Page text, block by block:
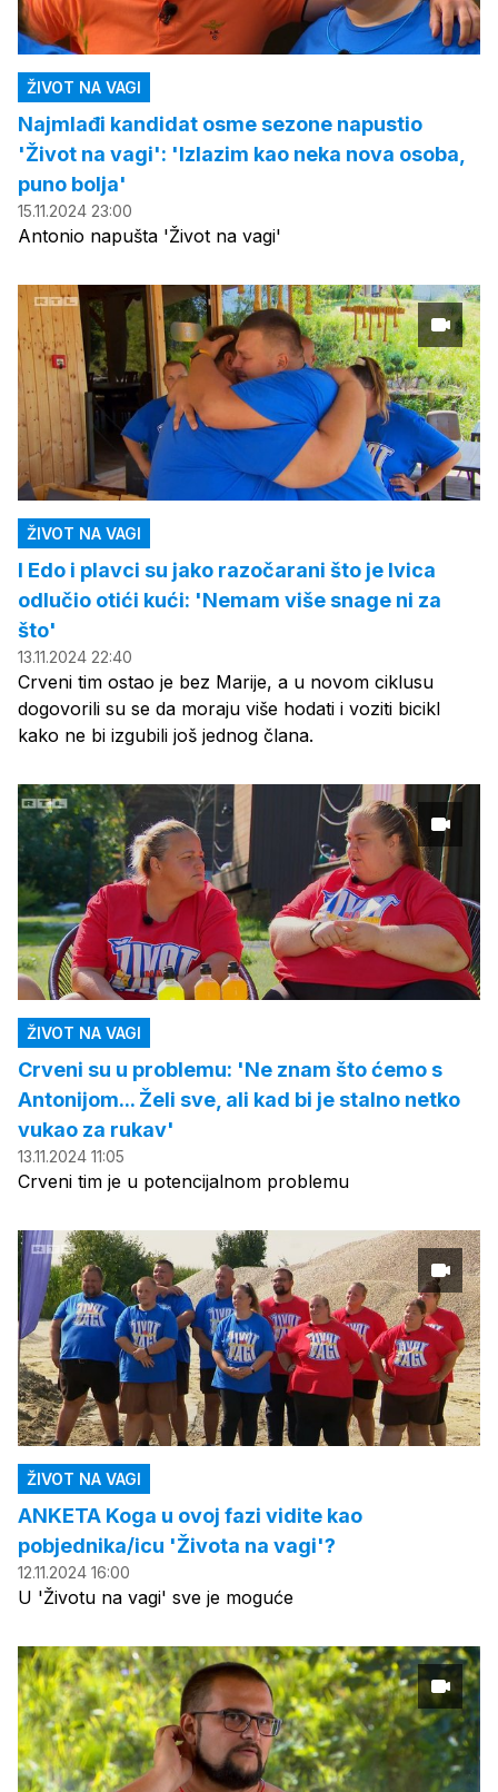
ŽIVOT NA VAGI
Najmlađi kandidat osme sezone napustio
'Život na vagi': 'Izlazim kao neka nova osoba,
puno bolja'
15.11.2024 23:00
Antonio napušta 'Život na vagi'
ŽIVOT NA VAGI
I Edo i plavci su jako razočarani što je Ivica
odlučio otići kući: 'Nemam više snage ni za
što'
13.11.2024 22:40
Crveni tim ostao je bez Marije, a u novom ciklusu
dogovorili su se da moraju više hodati i voziti bicikl
kako ne bi izgubili još jednog člana.
ŽIVOT NA VAGI
Crveni su u problemu: 'Ne znam što ćemo s
Antonijom... Želi sve, ali kad bi je stalno netko
vukao za rukav'
13.11.2024 11:05
Crveni tim je u potencijalnom problemu
ŽIVOT NA VAGI
ANKETA Koga u ovoj fazi vidite kao
pobjednika/icu 'Života na vagi'?
12.11.2024 16:00
U 'Životu na vagi' sve je moguće